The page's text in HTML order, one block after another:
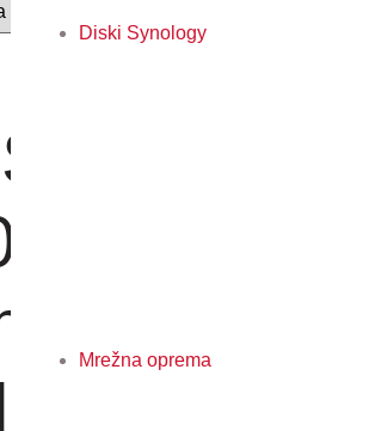
Diski Synology
Mrežna oprema
- A4